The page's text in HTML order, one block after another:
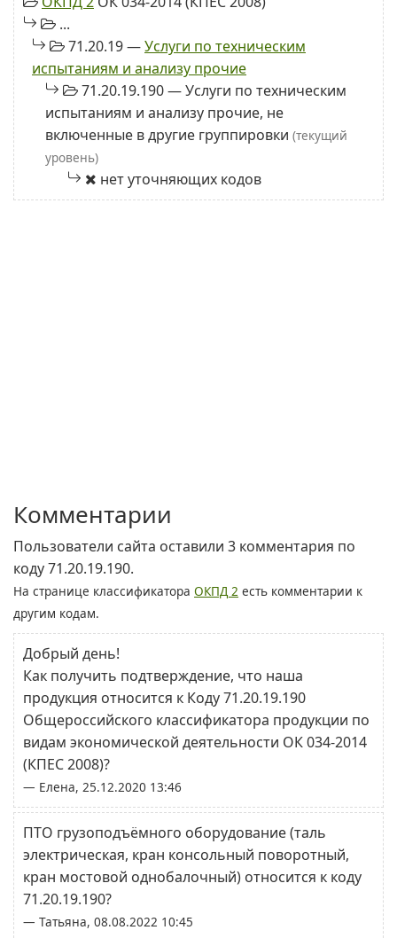
...
71.20.19 —Услуги по техническим
испытаниям и анализу прочие
71.20.19.190 — Услуги по техническим
испытаниям и анализу прочие, не
включенные в другие группировки (текущий
уровень)
нет уточняющих кодов
Комментарии
Пользователи сайта оставили 3 комментария по
коду 71.20.19.190.
На странице классификатора ОКПД 2 есть комментарии к
другим кодам.
Добрый день!
Как получить подтверждение, что наша
продукция относится к Коду 71.20.19.190
Общероссийского классификатора продукции по
видам экономической деятельности ОК 034-2014
(КПЕС 2008)?
— Елена, 25.12.2020 13:46
ПТО грузоподъёмного оборудование (таль
электрическая, кран консольный поворотный,
кран мостовой однобалочный) относится к коду
71.20.19.190?
— Татьяна, 08.08.2022 10:45